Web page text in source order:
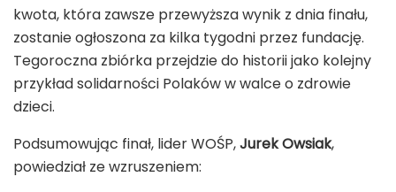
kwota, która zawsze przewyższa wynik z dnia finału,
zostanie ogłoszona za kilka tygodni przez fundację.
Tegoroczna zbiórka przejdzie do historii jako kolejny
przykład solidarności Polaków w walce o zdrowie
dzieci.
Podsumowując finał, lider WOŚP,Jurek Owsiak,
powiedział ze wzruszeniem: